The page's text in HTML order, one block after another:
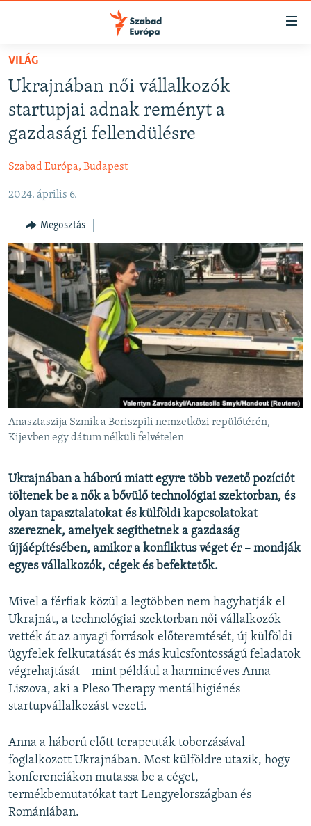
Akadálymentes
Ugrás
oldalra
tartalomjegyzékre
NAPIRENDEN
AKTUÁLIS
PODCASTOK
ELEMZŐ
NER15
SZABADON
TÁRSADALOM
DEMOKRÁCIA
A PÉNZ NYOMÁBAN
EURÓPAI UNIÓ
VILÁG
KLÍMAVÁLTOZÁS
A MÚLT TANULSÁGAI
KÖVESSEN MINKET!
Valamennyi RFE/RL weboldal
VILÁG
Ukrajnában női vállalkozók
startupjai adnak reményt a
gazdasági fellendülésre
Szabad Európa, Budapest
2024. április 6.
Megosztás
Anasztaszija Szmik a Boriszpili nemzetközi repülőtérén,
Kijevben egy dátum nélküli felvételen
Ukrajnában a háború miatt egyre több vezető pozíciót
töltenek be a nők a bővülő technológiai szektorban, és
olyan tapasztalatokat és külföldi kapcsolatokat
szereznek, amelyek segíthetnek a gazdaság
újjáépítésében, amikor a konfliktus véget ér – mondják
egyes vállalkozók, cégek és befektetők.
Mivel a férfiak közül a legtöbben nem hagyhatják el
Ukrajnát, a technológiai szektorban női vállalkozók
vették át az anyagi források előteremtését, új külföldi
ügyfelek felkutatását és más kulcsfontosságú feladatok
végrehajtását – mint például a harmincéves Anna
Liszova, aki a Pleso Therapy mentálhigiénés
startupvállalkozást vezeti.
Anna a háború előtt terapeuták toborzásával
foglalkozott Ukrajnában. Most külföldre utazik, hogy
konferenciákon mutassa be a céget,
termékbemutatókat tart Lengyelországban és
Romániában.
FELIRATKOZÁS
Spotify